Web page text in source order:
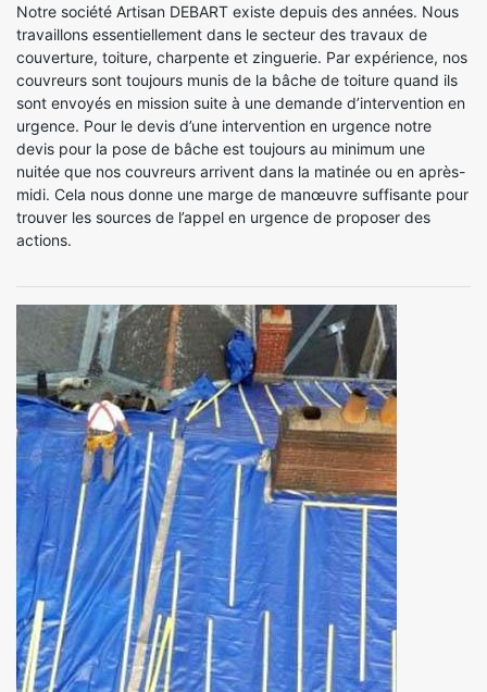
Notre société Artisan DEBART existe depuis des années. Nous
travaillons essentiellement dans le secteur des travaux de
couverture, toiture, charpente et zinguerie. Par expérience, nos
couvreurs sont toujours munis de la bâche de toiture quand ils
sont envoyés en mission suite à une demande d’intervention en
urgence. Pour le devis d’une intervention en urgence notre
devis pour la pose de bâche est toujours au minimum une
nuitée que nos couvreurs arrivent dans la matinée ou en après-
midi. Cela nous donne une marge de manœuvre suffisante pour
trouver les sources de l’appel en urgence de proposer des
actions.